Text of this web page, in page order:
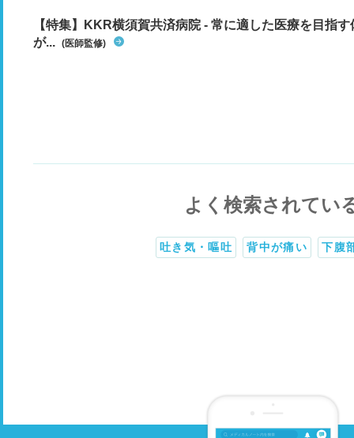
【特集】KKR横須賀共済病院 - 常に適した医療を目指
が... (医師監修)
よく検索されてい
吐き気・嘔吐 背中が痛い 下腹